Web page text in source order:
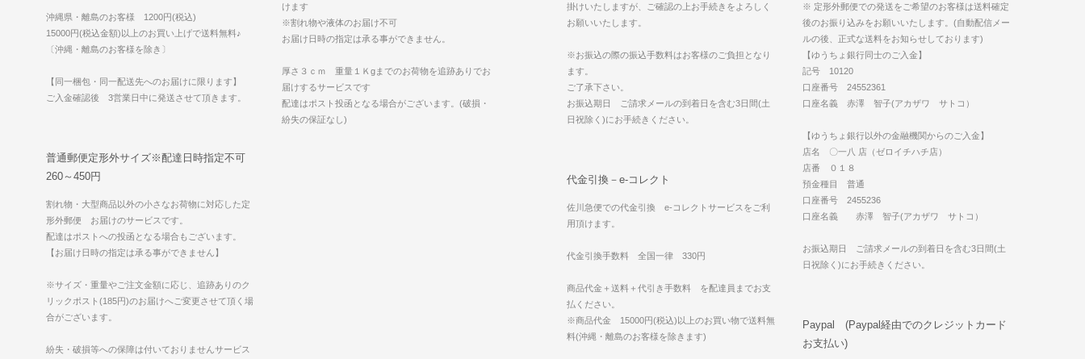
沖縄県・離島のお客様 1200円(税込)
15000円(税込金額)以上のお買い上げで送料無料♪
〔沖縄・離島のお客様を除き〕
【同一梱包・同一配送先へのお届けに限ります】
ご入金確認後 3営業日中に発送させて頂きます。
けます
※割れ物や液体のお届け不可
お届け日時の指定は承る事ができません。
厚さ３ｃｍ 重量１Ｋgまでのお荷物を追跡ありでお
届けするサービスです
配達はポスト投函となる場合がございます。(破損・
紛失の保証なし)
普通郵便定形外サイズ※配達日時指定不可
260～450円
割れ物・大型商品以外の小さなお荷物に対応した定
形外郵便 お届けのサービスです。
配達はポストへの投函となる場合もございます。
【お届け日時の指定は承る事ができません】
※サイズ・重量やご注文金額に応じ、追跡ありのク
リックポスト(185円)のお届けへご変更させて頂く場
合がございます。
紛失・破損等への保障は付いておりませんサービス
掛けいたしますが、ご確認の上お手続きをよろしく
お願いいたします。
※お振込の際の振込手数料はお客様のご負担となり
ます。
ご了承下さい。
お振込期日 ご請求メールの到着日を含む3日間(土
日祝除く)にお手続きください。
※ 定形外郵便での発送をご希望のお客様は送料確定
後のお振り込みをお願いいたします。(自動配信メー
ルの後、正式な送料をお知らせしております)
【ゆうちょ銀行同士のご入金】
記号 10120
口座番号 24552361
口座名義 赤澤 智子(アカザワ サトコ）
【ゆうちょ銀行以外の金融機関からのご入金】
店名 〇一八 店（ゼロイチハチ店）
店番 ０１８
預金種目 普通
口座番号 2455236
口座名義 赤澤 智子(アカザワ サトコ）
お振込期日 ご請求メールの到着日を含む3日間(土
日祝除く)にお手続きください。
代金引換－e-コレクト
佐川急便での代金引換 e-コレクトサービスをご利
用頂けます。
代金引換手数料 全国一律 330円
商品代金＋送料＋代引き手数料 を配達員までお支
払ください。
※商品代金 15000円(税込)以上のお買い物で送料無
料(沖縄・離島のお客様を除きます)
Paypal (Paypal経由でのクレジットカード
お支払い)